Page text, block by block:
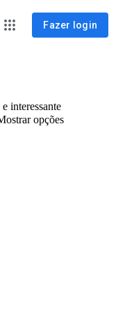
Fazer login
interessante
opções